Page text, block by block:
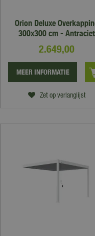
Orion Deluxe
300x300 cm - Antraciet
2.649,00
Zet op verlanglijst
MEER INFORMATIE